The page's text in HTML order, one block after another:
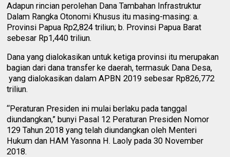
Adapun rincian perolehan Dana Tambahan Infrastruktur
Dalam Rangka Otonomi Khusus itu masing-masing: a.
Provinsi Papua Rp2,824 triliun; b. Provinsi Papua Barat
sebesar Rp1,440 triliun.
Dana yang dialokasikan untuk ketiga provinsi itu merupakan
bagian dari dana transfer ke daerah, termasuk Dana Desa,
yang dialokasikan dalam APBN 2019 sebesar Rp826,772
triliun.
“Peraturan Presiden ini mulai berlaku pada tanggal
diundangkan,” bunyi Pasal 12 Peraturan Presiden Nomor
129 Tahun 2018 yang telah diundangkan oleh Menteri
Hukum dan HAM Yasonna H. Laoly pada 30 November
2018.